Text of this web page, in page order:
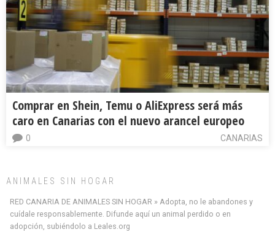
Comprar en Shein, Temu o AliExpress será más
caro en Canarias con el nuevo arancel europeo
CANARIAS
0
ANIMALES SIN HOGAR
RED CANARIA DE ANIMALES SIN HOGAR » Adopta, no le abandones y
cuídale responsablemente. Difunde aquí un animal perdido o en
adopción, subiéndolo a Leales.org